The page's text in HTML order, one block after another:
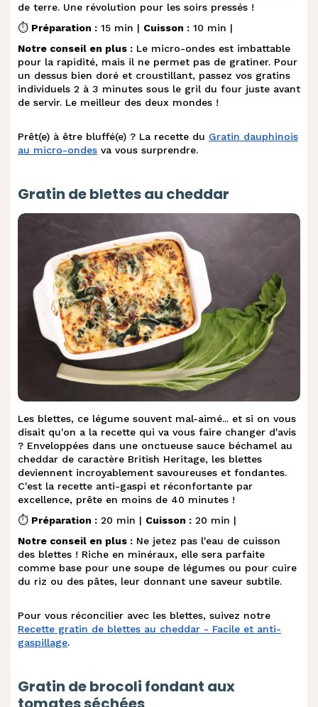
de terre. Une révolution pour les soirs pressés !
⏱️ Préparation : 15 min | Cuisson : 10 min |
Notre conseil en plus : Le micro-ondes est imbattable
pour la rapidité, mais il ne permet pas de gratiner. Pour
un dessus bien doré et croustillant, passez vos gratins
individuels 2 à 3 minutes sous le gril du four juste avant
de servir. Le meilleur des deux mondes !
Prêt(e) à être bluffé(e) ? La recette du Gratin dauphinois
au micro-ondes va vous surprendre.
Gratin de blettes au cheddar
Les blettes, ce légume souvent mal-aimé... et si on vous
disait qu'on a la recette qui va vous faire changer d'avis
? Enveloppées dans une onctueuse sauce béchamel au
cheddar de caractère British Heritage, les blettes
deviennent incroyablement savoureuses et fondantes.
C'est la recette anti-gaspi et réconfortante par
excellence, prête en moins de 40 minutes !
⏱️ Préparation : 20 min | Cuisson : 20 min |
Notre conseil en plus : Ne jetez pas l'eau de cuisson
des blettes ! Riche en minéraux, elle sera parfaite
comme base pour une soupe de légumes ou pour cuire
du riz ou des pâtes, leur donnant une saveur subtile.
Pour vous réconcilier avec les blettes, suivez notre
Recette gratin de blettes au cheddar - Facile et anti-
gaspillage.
Gratin de brocoli fondant aux